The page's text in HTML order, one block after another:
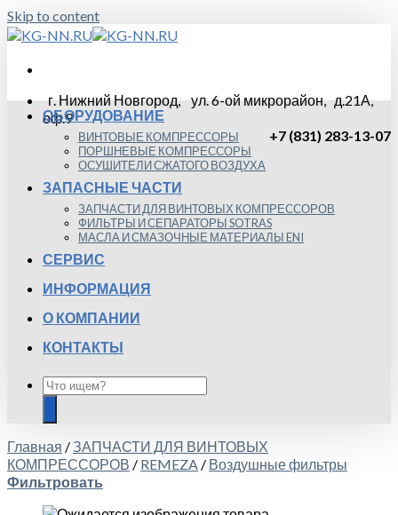
Skip to content
г. Нижний Новгород, ул. 6-ой микрорайон, д.21А,
оф.9
+7 (831) 283-13-07
ОБОРУДОВАНИЕ
ВИНТОВЫЕ КОМПРЕССОРЫ
ПОРШНЕВЫЕ КОМПРЕССОРЫ
ОСУШИТЕЛИ СЖАТОГО ВОЗДУХА
ЗАПАСНЫЕ ЧАСТИ
ЗАПЧАСТИ ДЛЯ ВИНТОВЫХ КОМПРЕССОРОВ
ФИЛЬТРЫ И СЕПАРАТОРЫ SOTRAS
МАСЛА И СМАЗОЧНЫЕ МАТЕРИАЛЫ ENI
СЕРВИС
ИНФОРМАЦИЯ
О КОМПАНИИ
КОНТАКТЫ
Главная /ЗАПЧАСТИ ДЛЯ ВИНТОВЫХ
КОМПРЕССОРОВ / REMEZA / Воздушные фильтры
Фильтровать